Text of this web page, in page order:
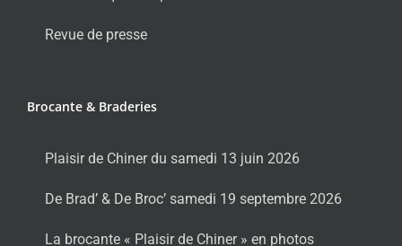
Revue de presse
Brocante & Braderies
Plaisir de Chiner du samedi 13 juin 2026
De Brad’ & De Broc’ samedi 19 septembre 2026
La brocante « Plaisir de Chiner » en photos